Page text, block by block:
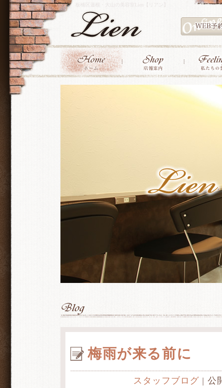
梅雨が来る前に
スタッフブログ | 公